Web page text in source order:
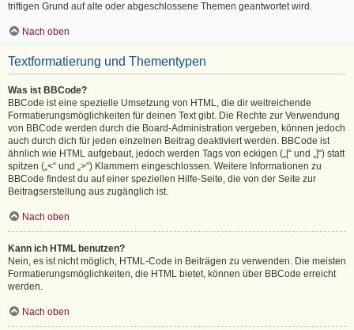
triftigen Grund auf alte oder abgeschlossene Themen geantwortet wird.
Nach oben
Textformatierung und Thementypen
Was ist BBCode?
BBCode ist eine spezielle Umsetzung von HTML, die dir weitreichende
Formatierungsmöglichkeiten für deinen Text gibt. Die Rechte zur Verwendung
von BBCode werden durch die Board-Administration vergeben, können jedoch
auch durch dich für jeden einzelnen Beitrag deaktiviert werden. BBCode ist
ähnlich wie HTML aufgebaut, jedoch werden Tags von eckigen („[“ und „]“) statt
spitzen („<“ und „>“) Klammern eingeschlossen. Weitere Informationen zu
BBCode findest du auf einer speziellen Hilfe-Seite, die von der Seite zur
Beitragserstellung aus zugänglich ist.
Nach oben
Kann ich HTML benutzen?
Nein, es ist nicht möglich, HTML-Code in Beiträgen zu verwenden. Die meisten
Formatierungsmöglichkeiten, die HTML bietet, können über BBCode erreicht
werden.
Nach oben